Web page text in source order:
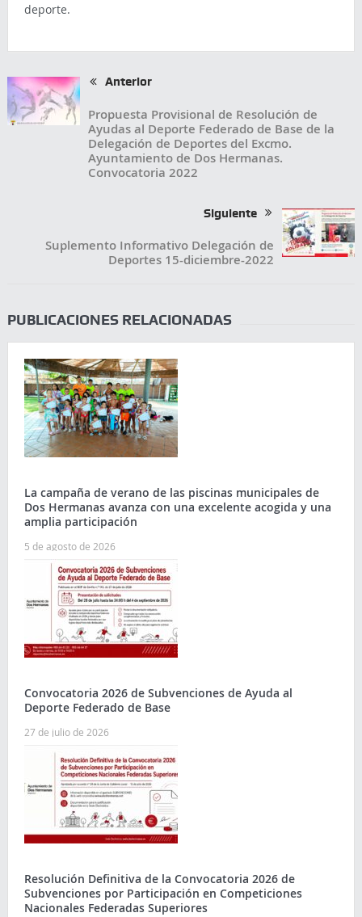
deporte.
Anterior
Propuesta Provisional de Resolución de
Ayudas al Deporte Federado de Base de la
Delegación de Deportes del Excmo.
Ayuntamiento de Dos Hermanas.
Convocatoria 2022
Siguiente
Suplemento Informativo Delegación de
Deportes 15-diciembre-2022
PUBLICACIONES RELACIONADAS
La campaña de verano de las piscinas municipales de
Dos Hermanas avanza con una excelente acogida y una
amplia participación
5 de agosto de 2026
Convocatoria 2026 de Subvenciones de Ayuda al
Deporte Federado de Base
27 de julio de 2026
Resolución Definitiva de la Convocatoria 2026 de
Subvenciones por Participación en Competiciones
Nacionales Federadas Superiores